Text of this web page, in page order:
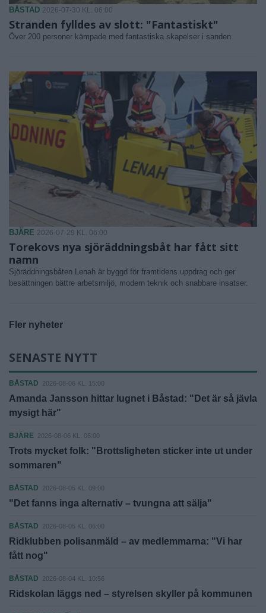
BÅSTAD 2026-07-30 KL. 06:00
Stranden fylldes av slott: "Fantastiskt"
Över 200 personer kämpade med fantastiska skapelser i sanden.
BJÄRE 2026-07-29 KL. 06:00
Torekovs nya sjöräddningsbåt har fått sitt
namn
Sjöräddningsbåten Lenah är byggd för framtidens uppdrag och ger
besättningen bättre arbetsmiljö, modern teknik och snabbare insatser.
Fler nyheter
SENASTE NYTT
BÅSTAD 2026-08-06 KL. 15:00
Amanda Jansson hittar lugnet i Båstad: "Det är så jävla
mysigt här"
BJÄRE 2026-08-06 KL. 06:00
Trots mycket folk: "Brottsligheten sticker inte ut under
sommaren"
BÅSTAD 2026-08-05 KL. 09:00
"Det fanns inga alternativ – tvungna att sälja"
BÅSTAD 2026-08-05 KL. 06:00
Ridklubben polisanmäld – av medlemmarna: "Vi har
fått nog"
BÅSTAD 2026-08-04 KL. 10:56
Ridskolan läggs ned – styrelsen skyller på kommunen